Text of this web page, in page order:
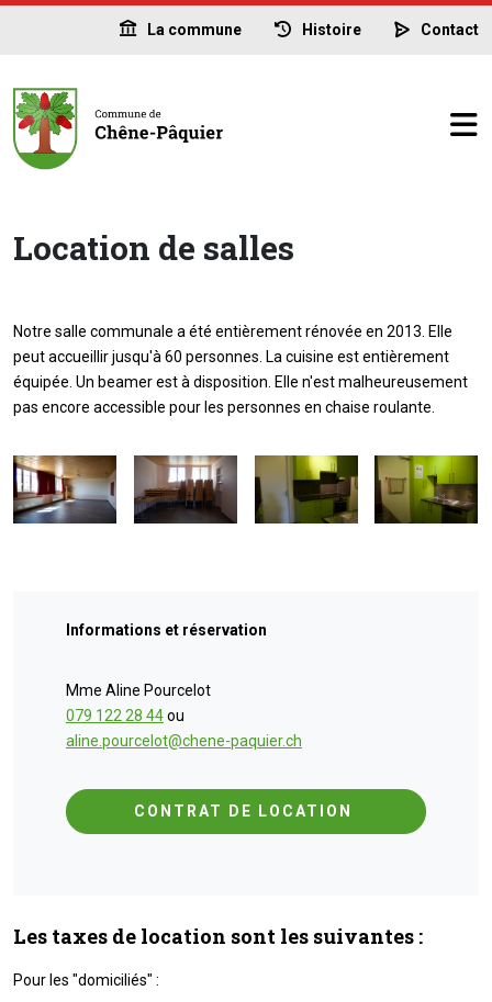
La commune Histoire Contact
Location de salles
Notre salle communale a été entièrement rénovée en 2013. Elle
peut accueillir jusqu'à 60 personnes. La cuisine est entièrement
équipée. Un beamer est à disposition. Elle n'est malheureusement
pas encore accessible pour les personnes en chaise roulante.
Informations et réservation
Mme Aline Pourcelot
079 122 28 44ou
aline.pourcelot@chene-paquier.ch
CONTRAT DE LOCATION
Les taxes de location sont les suivantes :
Pour les "domiciliés" :